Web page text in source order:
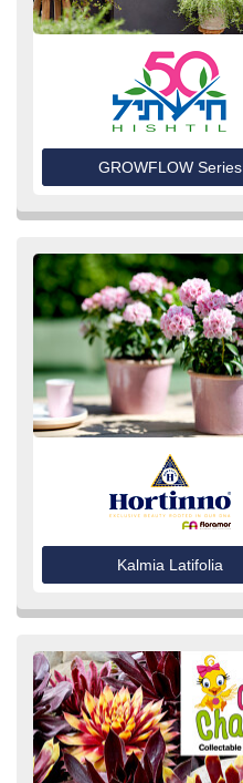
GROWFLOW Series
Kalmia Latifolia